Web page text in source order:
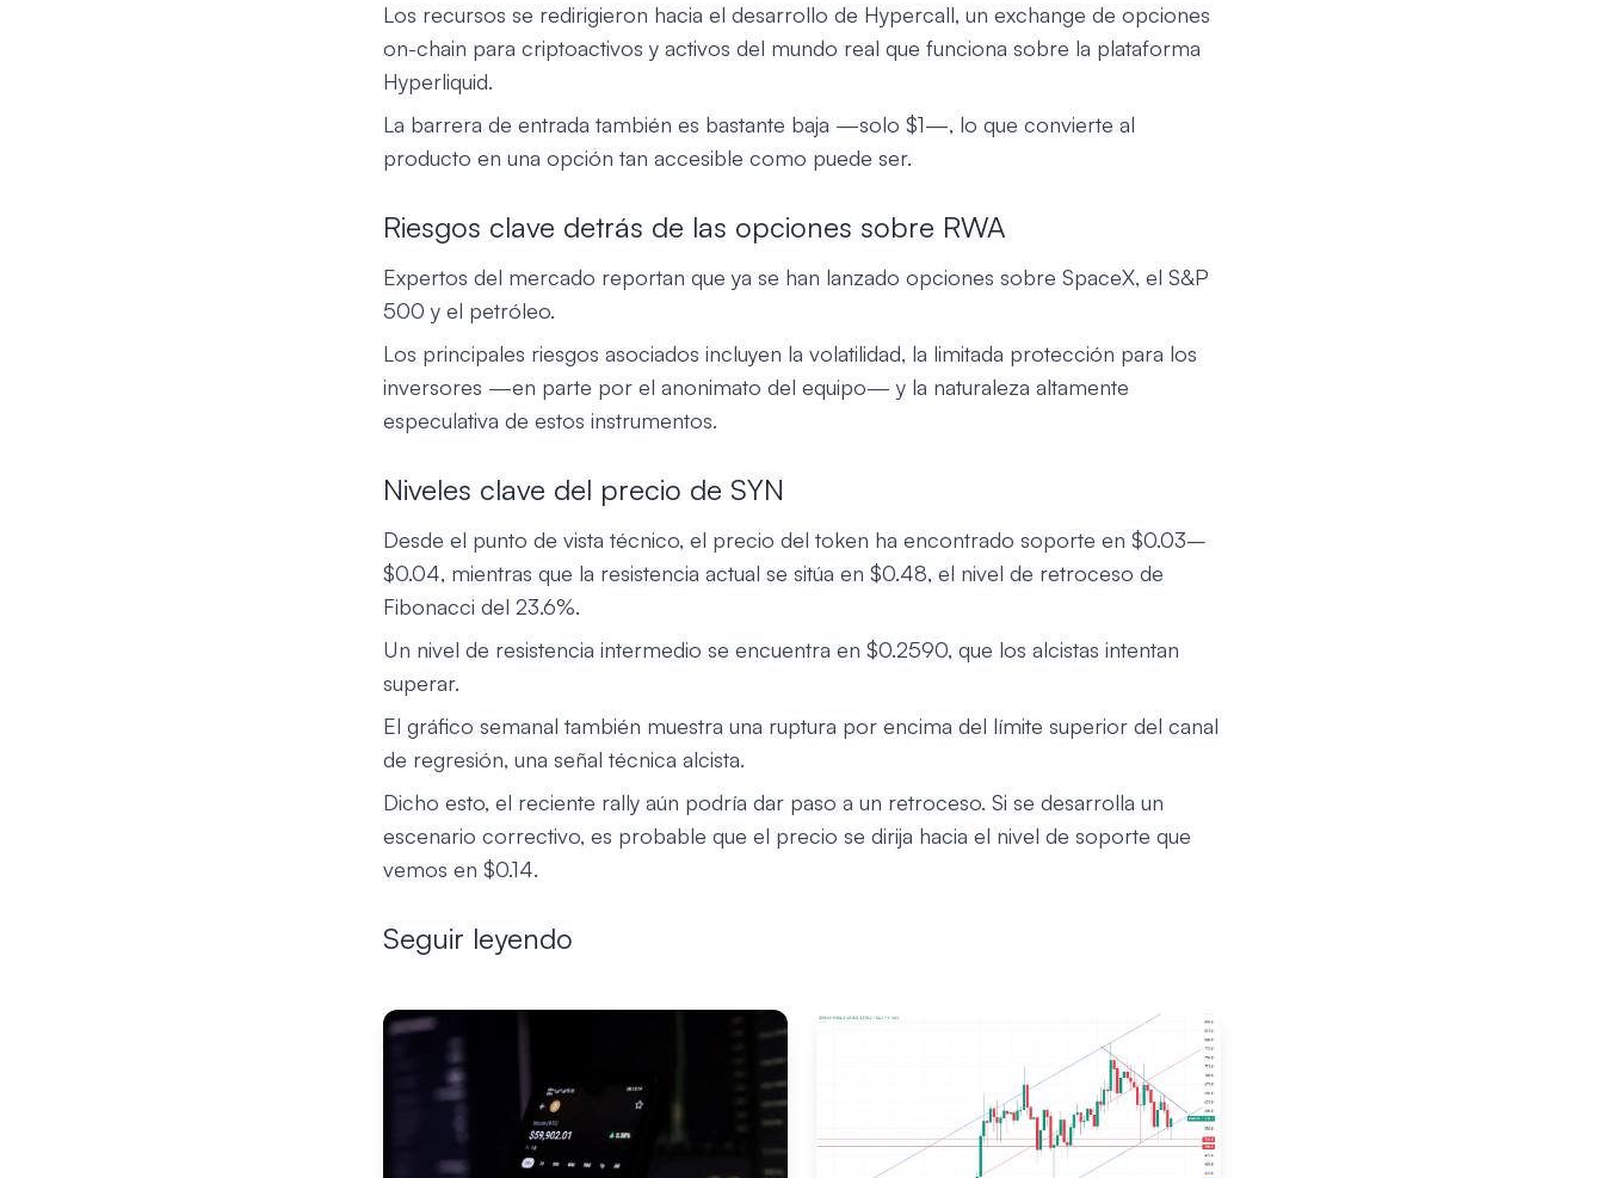
Los recursos se redirigieron hacia el desarrollo de Hypercall, un exchange de opciones
on-chain para criptoactivos y activos del mundo real que funciona sobre la plataforma
Hyperliquid.
La barrera de entrada también es bastante baja —solo $1—, lo que convierte al
producto en una opción tan accesible como puede ser.
Riesgos clave detrás de las opciones sobre RWA
Expertos del mercado reportan que ya se han lanzado opciones sobre SpaceX, el S&P
500 y el petróleo.
Los principales riesgos asociados incluyen la volatilidad, la limitada protección para los
inversores —en parte por el anonimato del equipo— y la naturaleza altamente
especulativa de estos instrumentos.
Niveles clave del precio de SYN
Desde el punto de vista técnico, el precio del token ha encontrado soporte en $0.03–
$0.04, mientras que la resistencia actual se sitúa en $0.48, el nivel de retroceso de
Fibonacci del 23.6%.
Un nivel de resistencia intermedio se encuentra en $0.2590, que los alcistas intentan
superar.
El gráfico semanal también muestra una ruptura por encima del límite superior del canal
de regresión, una señal técnica alcista.
Dicho esto, el reciente rally aún podría dar paso a un retroceso. Si se desarrolla un
escenario correctivo, es probable que el precio se dirija hacia el nivel de soporte que
vemos en $0.14.
Seguir leyendo